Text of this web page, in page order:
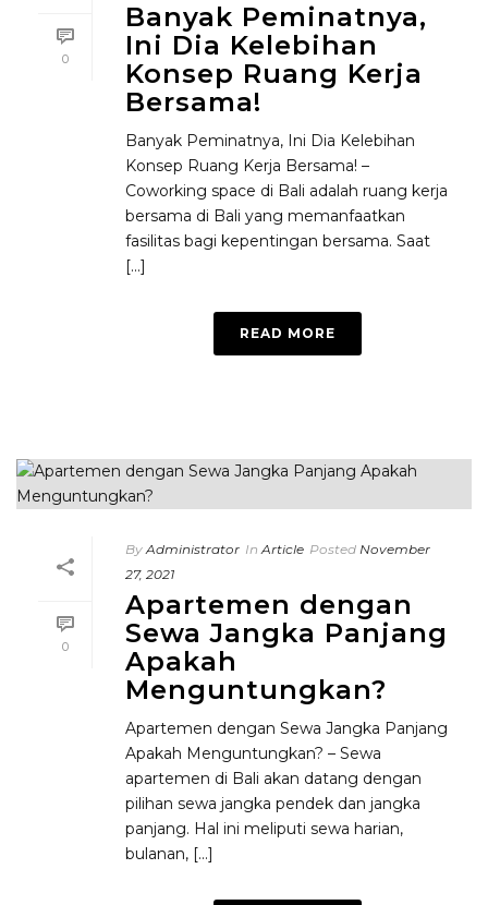
0
Banyak Peminatnya,
Ini Dia Kelebihan
Konsep Ruang Kerja
Bersama!
Banyak Peminatnya, Ini Dia Kelebihan
Konsep Ruang Kerja Bersama! –
Coworking space di Bali adalah ruang kerja
bersama di Bali yang memanfaatkan
fasilitas bagi kepentingan bersama. Saat
[...]
READ MORE
0
By Administrator In Article Posted November
27, 2021
Apartemen dengan
Sewa Jangka Panjang
Apakah
Menguntungkan?
Apartemen dengan Sewa Jangka Panjang
Apakah Menguntungkan? – Sewa
apartemen di Bali akan datang dengan
pilihan sewa jangka pendek dan jangka
panjang. Hal ini meliputi sewa harian,
bulanan, [...]